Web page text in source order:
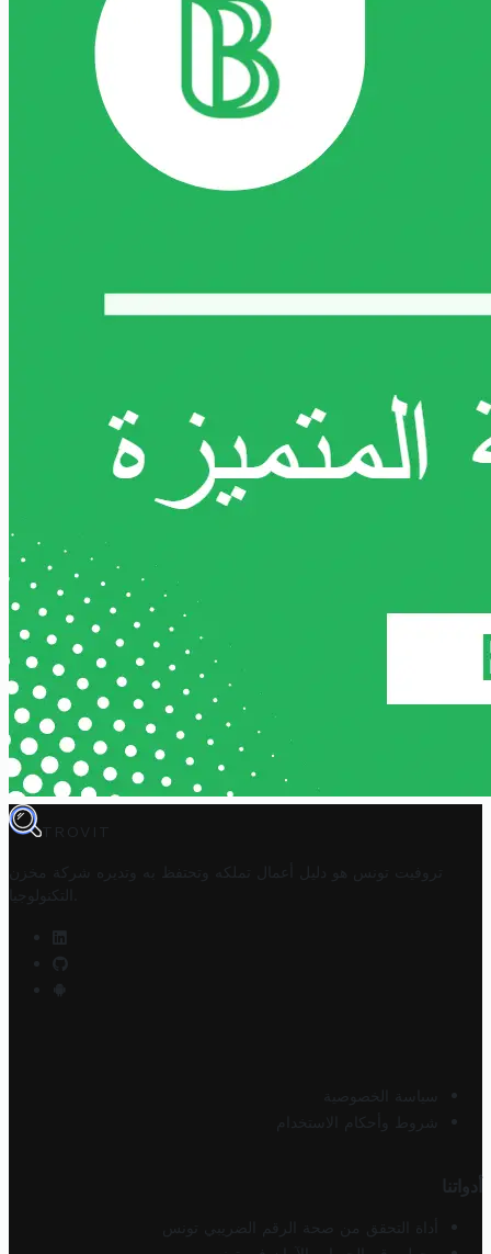
TROVIT
تروفيت تونس هو دليل أعمال تملكه وتحتفظ به وتديره
شركة مخزن
التكنولوجيا
سياسة الخصوصية
شروط وأحكام الاستخدام
أدواتنا
أداة التحقق من صحة الرقم الضريبي تونس